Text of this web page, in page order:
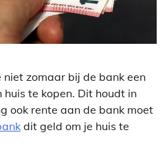
zomaar bij de bank een
huis te kopen. Dit houdt in
ook rente aan de bank moet
dit geld om je huis te